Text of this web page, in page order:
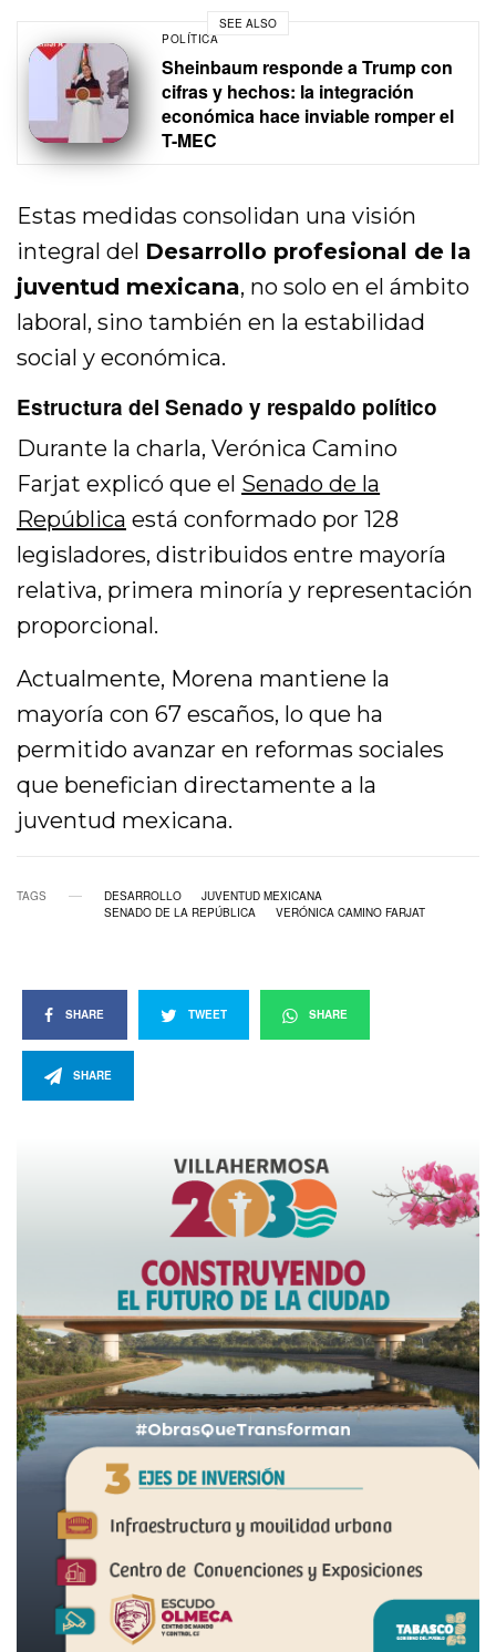
SEE ALSO
POLÍTICA
Sheinbaum responde a Trump con
cifras y hechos: la integración
económica hace inviable romper el
T-MEC
Estas medidas consolidan una visión
integral del Desarrollo profesional de la
juventud mexicana, no solo en el ámbito
laboral, sino también en la estabilidad
social y económica.
Estructura del Senado y respaldo político
Durante la charla,Verónica Camino
Farjat explicó que el Senado de la
República está conformado por 128
legisladores, distribuidos entre mayoría
relativa, primera minoría y representación
proporcional.
Actualmente, Morena mantiene la
mayoría con 67 escaños, lo que ha
permitido avanzar en reformas sociales
que benefician directamente a la
juventud mexicana.
TAGS DESARROLLO
JUVENTUD MEXICANA
SENADO DE LA REPÚBLICA
VERÓNICA CAMINO FARJAT
SHARE TWEET SHARE
SHARE